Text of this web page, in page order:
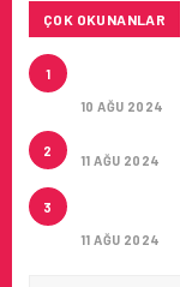
ÇOK OKUNANLAR
1
10 AĞU 2024
2
11 AĞU 2024
3
11 AĞU 2024